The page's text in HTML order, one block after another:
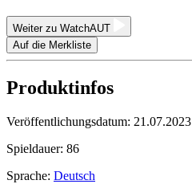
Weiter zu WatchAUT
Auf die Merkliste
Produktinfos
Veröffentlichungsdatum: 21.07.2023
Spieldauer: 86
Sprache: Deutsch